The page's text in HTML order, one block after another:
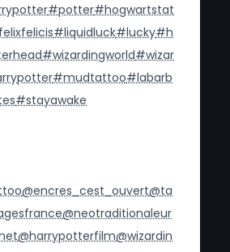
#potter#hogwartstat
#liquidluck#lucky#h
#wizardingworld#wizar
#mudtattoo#labarb
#stayawake
@encres_cest_ouvert@ta
@neotraditionaleur
@harrypotterfilm@wizardin